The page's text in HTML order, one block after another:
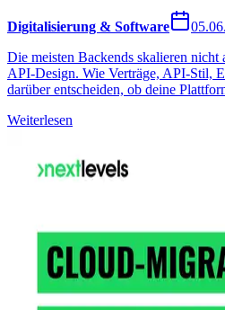
Digitalisierung & Software
Die meisten Backends skalieren nicht
API-Design. Wie Verträge, API-Stil,
darüber entscheiden, ob deine
Weiterlesen